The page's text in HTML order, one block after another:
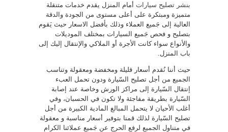
بنشر تصليح سيارات أمام المنزل يقدم خدمات متنقلة
متميزة ومبتكرة على أعلى مستوى من الجودة والدقة
العالية إلى جَميع العملاء وذلك بأفضل الاسعار حيث يَقوم
بتصليح و فحص جَميع السيارات بمختلف الموديلات
والأنواع سواء كانت الأجرة أو الملاكي والإنتقال إليك إلى
باب المنزل.
حيث أننا نُقدم أسعار قليلة ومخفضة ومعقولة وتناسب
الجميع من أجل تصليح السّيارة ودون تحمل العبء
إنتقال السّيارة إلى مراكز الورش وخاصة عند إصابة
السّيارة بطريقة مفاجئة ولا تكون في الحسبان، وفي
أغلب الأحيان لا يتحمل المبالغ المادية الكبيرة من أجل
تصليح السّيارة لذلك قمنا بتوفير أسعار مناسبة و معقولة
في متناول الجميع لرفع الحرج عن جَميع عملائنا الكرام